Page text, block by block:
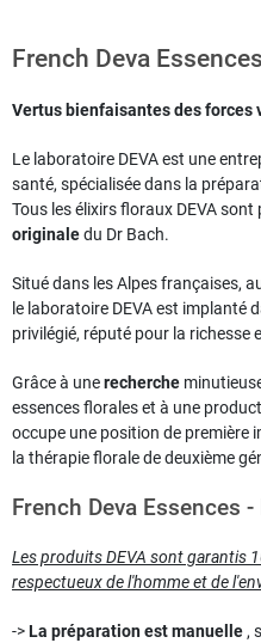
French Deva
Vertus bienfaisantes des forces
Le laboratoire DEVA est une
santé, spécialisée dans la
Tous les élixirs floraux DEVA sont
originaledu Dr Bach.
Situé dans les Alpes françaises,
le laboratoire DEVA est implanté
privilégié, réputé pour la richesse
Grâce à unerecherche
essences florales et à une
occupe une position de première
la thérapie florale de deuxième
French Deva Essences
Les produits DEVA sont garantis
respectueux de l'homme et de
->La préparation est manuelle,